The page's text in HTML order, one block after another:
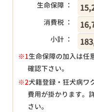
生命保障 ：
消費税 ：
小計 ：
※1生命保障の加入は任
確認下さい。
※2犬籍登録・狂犬病ワ
費用が掛かります。
さい。